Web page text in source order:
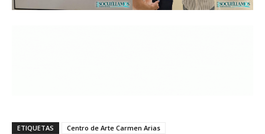
ETIQUETAS
Centro de Arte Carmen Arias